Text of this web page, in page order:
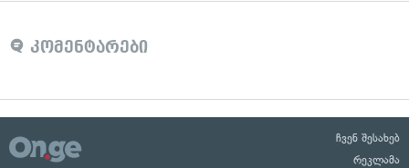
კომენტარები
ჩვენ შესახებ
რეკლამა